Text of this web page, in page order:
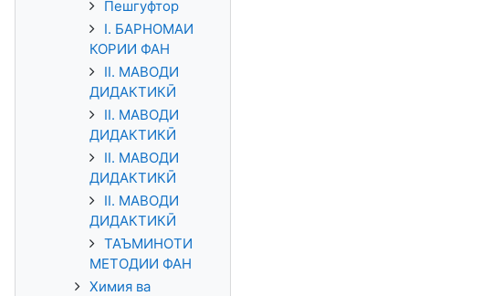
Пешгуфтор
I. БАРНОМАИ
КОРИИ ФАН
II. МАВОДИ
ДИДАКТИКӢ
II. МАВОДИ
ДИДАКТИКӢ
II. МАВОДИ
ДИДАКТИКӢ
II. МАВОДИ
ДИДАКТИКӢ
ТАЪМИНОТИ
МЕТОДИИ ФАН
Химия ва